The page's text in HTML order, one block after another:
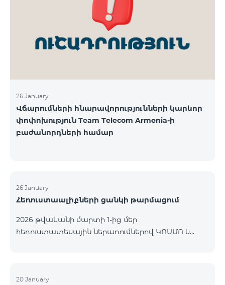
ՍՊԸ, «Իզի փեյ» ՍՊԸ և «Թել-Սել» ԲԲԸ
վճարահաշվարկային ընկերությունների կողմից
Team Telecom Armenia-ին առաջարկված
պայմանները ենթադրում էին ծառայությունների
26 January
Վճարումների հնարավորությունների կարևոր
փոփոխություն Team Telecom Armenia-ի
բաժանորդների համար
26 January
Հեռուստաալիքների ցանկի թարմացում
2026 թվականի մարտի 1-ից մեր
հեռուստատեսային ներառումներով ԿՈՍՄՈ և
մուլտիպլեքս հեռուստաալիքները հասանելի
20 January